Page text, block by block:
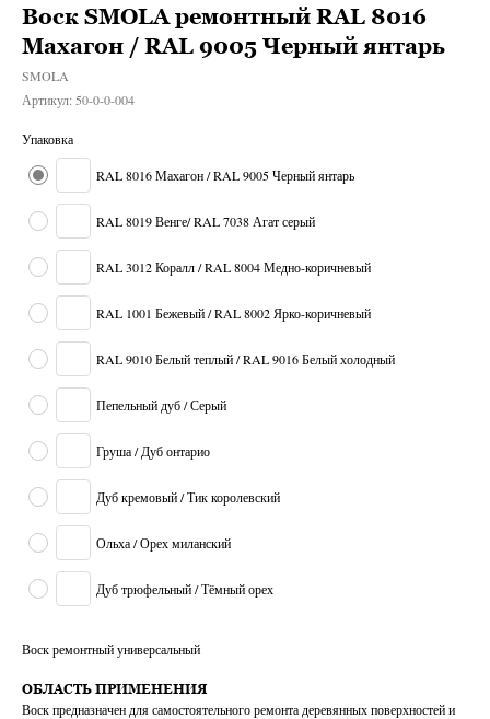
Воск SMOLA ремонтный RAL 8016
Махагон / RAL 9005 Черный янтарь
SMOLA
Артикул: 50-0-0-004
Упаковка
RAL 8016 Махагон / RAL 9005 Черный янтарь
RAL 8019 Венге/ RAL 7038 Агат серый
RAL 3012 Коралл / RAL 8004 Медно-коричневый
RAL 1001 Бежевый / RAL 8002 Ярко-коричневый
RAL 9010 Белый теплый / RAL 9016 Белый холодный
Пепельный дуб / Серый
Груша / Дуб онтарио
Дуб кремовый / Тик королевский
Ольха / Орех миланский
Дуб трюфельный / Тёмный орех
Воск ремонтный универсальный
ОБЛАСТЬ ПРИМЕНЕНИЯ
Воск предназначен для самостоятельного ремонта деревянных поверхностей и